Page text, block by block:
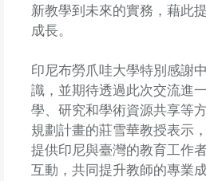
新教學到未來的實務，藉此
成長。
印尼布勞爪哇大學特別感謝
識，並期待透過此次交流進
學、研究和學術資源共享等
規劃計畫的莊雪華教授表示
提供印尼與臺灣的教育工作
互動，共同提升教師的專業